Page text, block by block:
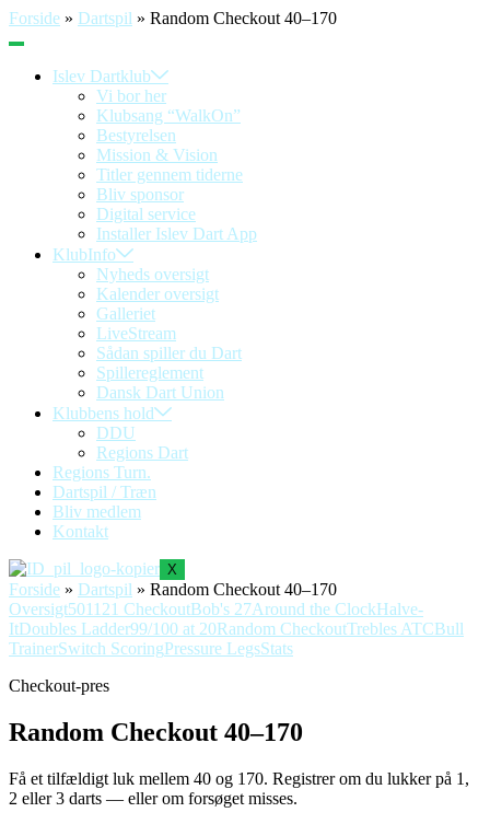
Forside » Dartspil » Random Checkout 40–170
Islev Dartklub
Vi bor her
Klubsang “WalkOn”
Bestyrelsen
Mission & Vision
Titler gennem tiderne
Bliv sponsor
Digital service
Installer Islev Dart App
KlubInfo
Nyheds oversigt
Kalender oversigt
Galleriet
LiveStream
Sådan spiller du Dart
Spillereglement
Dansk Dart Union
Klubbens hold
DDU
Regions Dart
Regions Turn.
Dartspil / Træn
Bliv medlem
Kontakt
X
Forside » Dartspil » Random Checkout 40–170
Oversigt501 121 CheckoutBob's 27Around the ClockHalve-
ItDoubles Ladder99/100 at 20Random CheckoutTrebles ATCBull
TrainerSwitch ScoringPressure LegsStats
Checkout-pres
Random Checkout 40–170
Få et tilfældigt luk mellem 40 og 170. Registrer om du lukker på 1,
2 eller 3 darts — eller om forsøget misses.